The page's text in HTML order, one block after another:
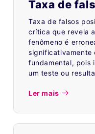
Taxa de
Taxa de falsos
crítica que revela
fenômeno é
significativamente
fundamental, pois
um teste ou
Ler mais